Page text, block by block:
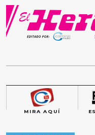
Skip
content
MIRA AQUÍ